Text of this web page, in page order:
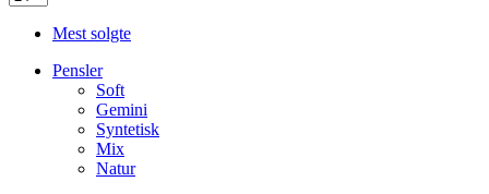
Mest solgte
Pensler
Soft
Gemini
Syntetisk
Mix
Natur